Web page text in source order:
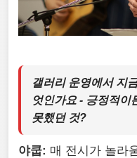
갤러리 운영에서 지
엇인가요 - 긍정적이
못했던 것?
야쿱: 매 전시가 놀라